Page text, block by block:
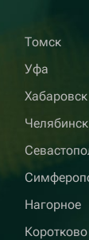
Томск
Уфа
Хабаровск
Челябинск
Нагорное
Коротково